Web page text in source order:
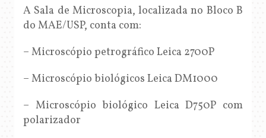
A Sala de Microscopia, localizada no Bloco B
do MAE/USP, conta com:
– Microscópio petrográfico Leica 2700P
– Microscópio biológicos Leica DM1000
– Microscópio biológico Leica D750P com
polarizador